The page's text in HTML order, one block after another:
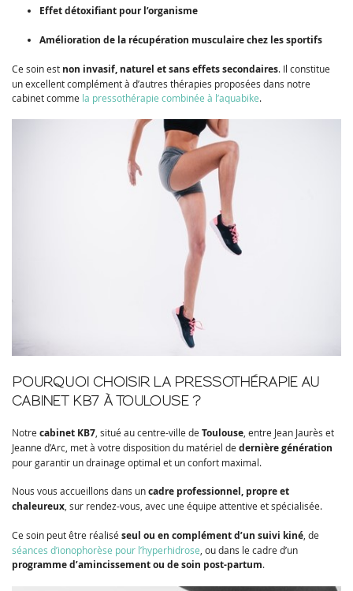
Effet détoxifiant pour l’organisme
Amélioration de la récupération musculaire chez les sportifs
Ce soin est non invasif, naturel et sans effets secondaires. Il constitue
un excellent complément à d’autres thérapies proposées dans notre
cabinet comme la pressothérapie combinée à l’aquabike.
POURQUOI CHOISIR LA PRESSOTHÉRAPIE AU
CABINET KB7 À TOULOUSE ?
Notre cabinet KB7 , situé au centre-ville de Toulouse , entre Jean Jaurès et
Jeanne d’Arc, met à votre disposition du matériel de dernière génération
pour garantir un drainage optimal et un confort maximal.
Nous vous accueillons dans uncadre professionnel, propre et
chaleureux , sur rendez-vous, avec une équipe attentive et spécialisée.
Ce soin peut être réalisé seul ou en complément d’un suivi kiné , de
séances d’ionophorèse pour l’hyperhidrose , ou dans le cadre d’un
programme d’amincissement ou de soin post-partum.